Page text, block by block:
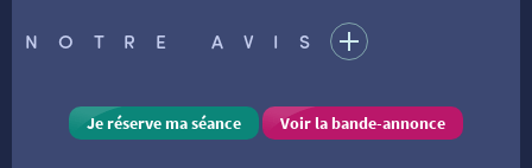
HORAIRES
LA PROG QUI OSE
VISITE DE CABINE
LES ATELIERS EN CLASSE
ADHÉRER
LE REX
NOTRE AVIS
Je réserve ma séance Voir la bande-annonce